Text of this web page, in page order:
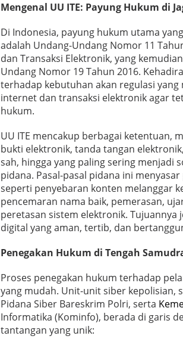
Mengenal UU ITE: Payung Hukum di
Di Indonesia, payung hukum utama
adalah Undang-Undang Nomor 11
dan Transaksi Elektronik, yang
Undang Nomor 19 Tahun 2016.
terhadap kebutuhan akan regulasi
internet dan transaksi elektronik agar
hukum.
UU ITE mencakup berbagai ketentuan,
bukti elektronik, tanda tangan
sah, hingga yang paling sering menjadi
pidana. Pasal-pasal pidana ini
seperti penyebaran konten melanggar
pencemaran nama baik, pemerasan,
peretasan sistem elektronik. Tujuannya
digital yang aman, tertib, dan
Penegakan Hukum di Tengah
Proses penegakan hukum terhadap
yang mudah. Unit-unit siber kepolisian,
Pidana Siber Bareskrim Polri, serta
Informatika (Kominfo), berada di garis
tantangan yang unik: